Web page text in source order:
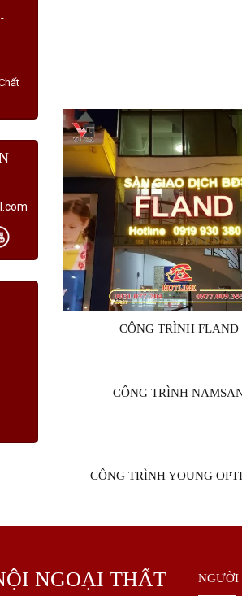
CÔNG TRÌNH FLAND
CÔNG TRÌNH
CÔNG TRÌNH YOUNG
NGOẠI THẤT
NGƯỜI